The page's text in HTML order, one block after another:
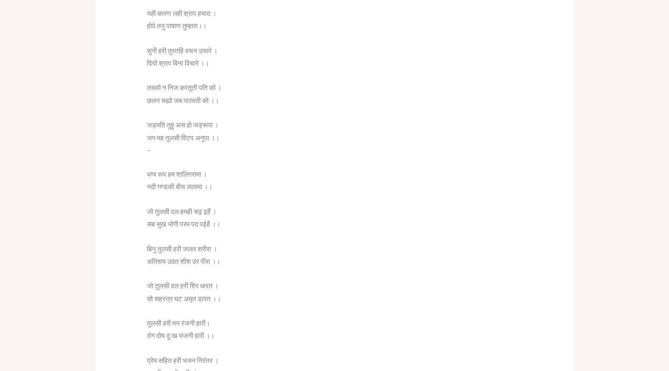
यही कारण लही श्राप हमारा ।
होवे तनु पाषाण तुम्हारा।।
सुनी हरी तुरतहि वचन उचारे ।
दियो श्राप बिना विचारे ।।
लख्यो न निज करतूती पति को ।
छलन चह्यो जब पारवती को ।।
जड़मति तुहु अस हो जड़रूपा ।
जग मह तुलसी विटप अनूपा ।।
–
धग्व रूप हम शालिगरामा ।
नदी गण्डकी बीच ललामा ।।
जो तुलसी दल हमही चढ़ इहैं ।
सब सुख भोगी परम पद पईहै ।।
बिनु तुलसी हरी जलत शरीरा ।
अतिशय उठत शीश उर पीरा ।।
जो तुलसी दल हरी शिर धारत ।
सो सहस्त्र घट अमृत डारत ।।
तुलसी हरी मन रंजनी हारी।
रोग दोष दुःख भंजनी हारी ।।
प्रेम सहित हरी भजन निरंतर ।